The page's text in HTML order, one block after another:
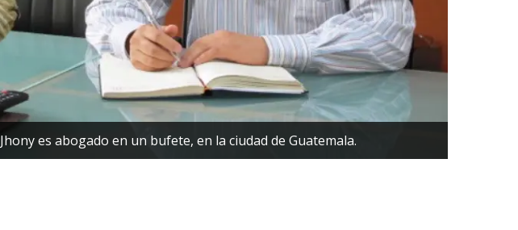
Jhony es abogado en un bufete, en la ciudad de Guatemala.